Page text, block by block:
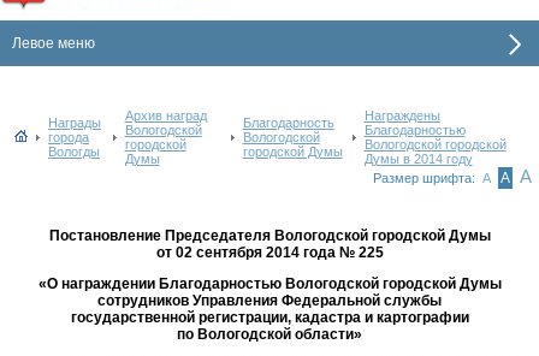
Левое меню
Награды
города
Вологды
Архив наград
Вологодской
городской
Думы
Благодарность
Вологодской
городской Думы
Награждены
Благодарностью
Вологодской городской
Думы в 2014 году
Размер шрифта: А А А
Постановление Председателя Вологодской городской Думы
от 02 сентября 2014 года № 225
«О награждении Благодарностью Вологодской городской Думы
сотрудников Управления Федеральной службы
государственной регистрации, кадастра и картографии
по Вологодской области»